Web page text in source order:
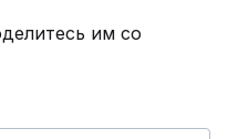
им со